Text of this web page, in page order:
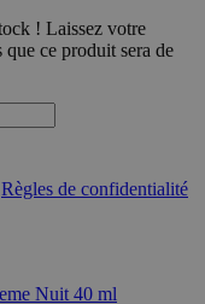
! Laissez votre
que ce produit sera de
Règles de confidentialité